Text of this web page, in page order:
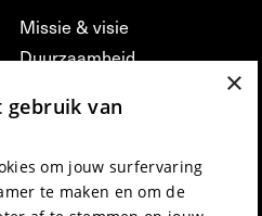
Missie & visie
Duurzaamheid
vrijwilligerswerk bij FFG
Privacy & Disclaimer
×
gebruik van
om jouw surfervaring
te maken en om de